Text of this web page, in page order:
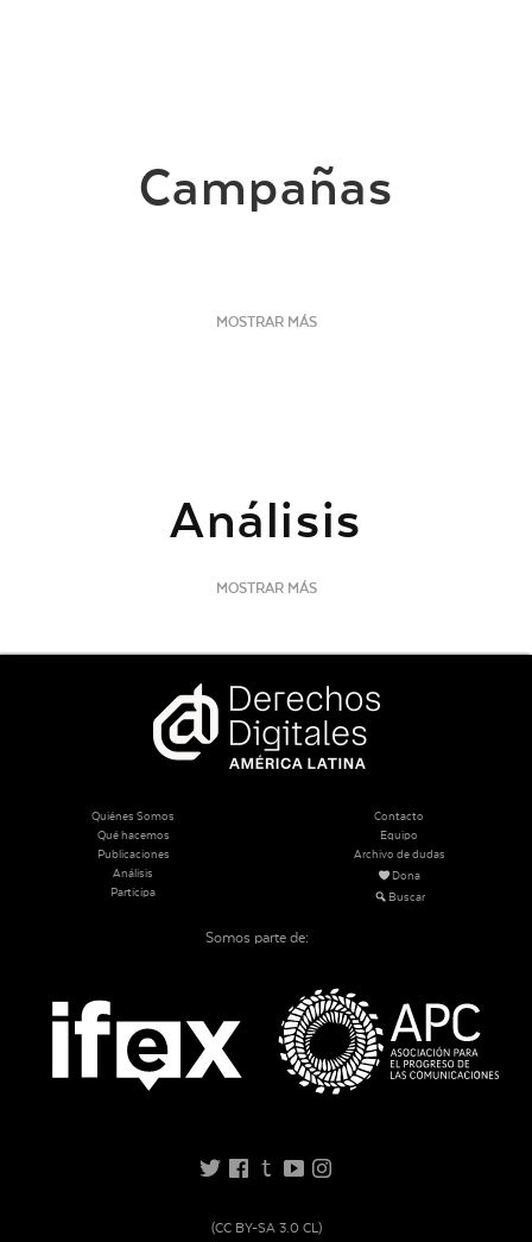
Campañas
MOSTRAR MÁS
Análisis
MOSTRAR MÁS
Quiénes Somos
Qué hacemos
Publicaciones
Análisis
Participa
Contacto
Equipo
Archivo de dudas
Dona
Buscar
Somos parte de:
t
(CC BY-SA 3.0 CL)